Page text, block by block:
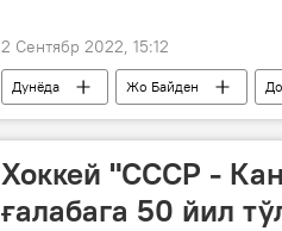
2 Сентябр 2022, 15:12
Дунёда Жо Байден
Хоккей "СССР -
ғалабага 50 йил